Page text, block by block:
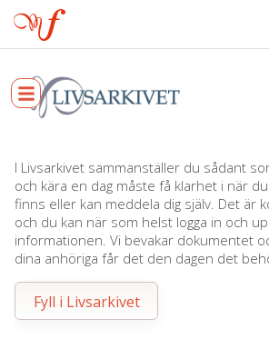
I Livsarkivet sammanställer du sådant
och kära en dag måste få klarhet i när
finns eller kan meddela dig själv. Det är
och du kan när som helst logga in och
informationen. Vi bevakar dokumentet
dina anhöriga får det den dagen det
Fyll i Livsarkivet